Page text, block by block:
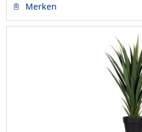
Merken